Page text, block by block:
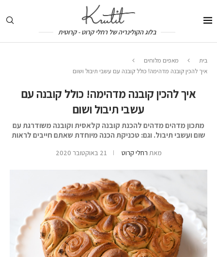
בלוג הקולינריה של רחלי קרוט - קרוטית
בית
מאפים מלוחים
איך להכין קובנה מדהימה! כולל קובנה עם עשבי תיבול ושום
איך להכין קובנה מדהימה! כולל קובנה עם
עשבי תיבול ושום
מתכון מדהים מדהים להכנת קובנה קלאסית וקובנה משודרגת עם
שום ועשבי תיבול. וגם: טכניקת הכנה מיוחדת שאתם חייבים לראות
מאת רחלי קרוט 21 באוקטובר 2020